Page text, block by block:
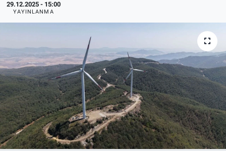
29.12.2025 - 15:00
YAYINLANMA
Ağır Sanayi Çözümleri